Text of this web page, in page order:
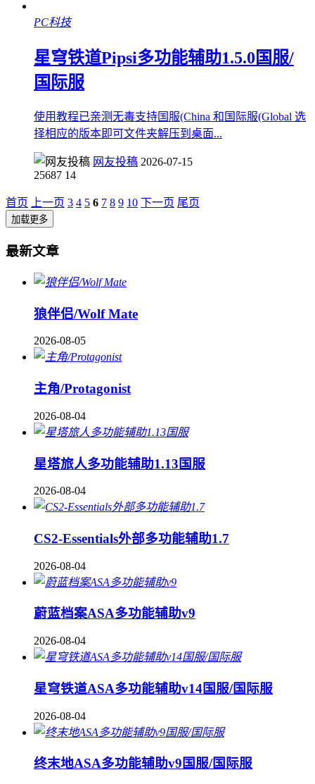
PC科技
星穹铁道Pipsi多功能辅助1.5.0国服/
国际服
使用教程已亲测无毒支持国服(China 和国际服(Global 选
择相应的版本即可文件夹解压到桌面...
网友投稿 2026-07-15
25687 14
首页 上一页 3 4 5 6 7 8 9 10 下一页 尾页
加载更多
最新文章
狼伴侣/Wolf Mate
2026-08-05
主角/Protagonist
2026-08-04
星塔旅人多功能辅助1.13国服
2026-08-04
CS2-Essentials外部多功能辅助1.7
2026-08-04
蔚蓝档案ASA多功能辅助v9
2026-08-04
星穹铁道ASA多功能辅助v14国服/国际服
2026-08-04
终末地ASA多功能辅助v9国服/国际服